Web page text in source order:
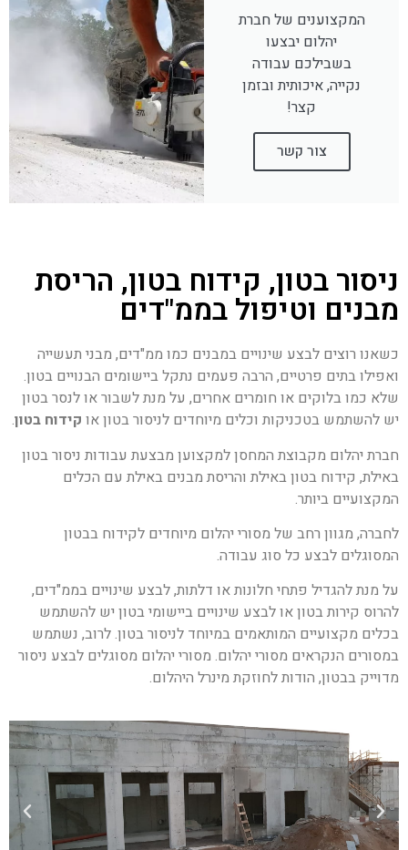
המקצוענים של חברת
יהלום יבצעו
בשבילכם עבודה
נקייה, איכותית ובזמן
קצר!
צור קשר
ניסור בטון, קידוח בטון, הריסת
מבנים וטיפול בממ"דים
כשאנו רוצים לבצע שינויים במבנים כמו ממ"דים, מבני תעשייה
ואפילו בתים פרטיים, הרבה פעמים נתקל ביישומים הבנויים בטון.
שלא כמו בלוקים או חומרים אחרים, על מנת לשבור או לנסר בטון
יש להשתמש בטכניקות וכלים מיוחדים לניסור בטון או קידוח בטון.
חברת יהלום מקבוצת המחסן למקצוען מבצעת עבודות ניסור בטון
באילת, קידוח בטון באילת והריסת מבנים באילת עם הכלים
המקצועיים ביותר.
לחברה, מגוון רחב של מסורי יהלום מיוחדים לקידוח בבטון
המסוגלים לבצע כל סוג עבודה.
על מנת להגדיל פתחי חלונות או דלתות, לבצע שינויים בממ"דים,
להרוס קירות בטון או לבצע שינויים ביישומי בטון יש להשתמש
בכלים מקצועיים המותאמים במיוחד לניסור בטון. לרוב, נשתמש
במסורים הנקראים מסורי יהלום. מסורי יהלום מסוגלים לבצע ניסור
מדוייק בבטון, הודות לחוזקת מינרל היהלום.